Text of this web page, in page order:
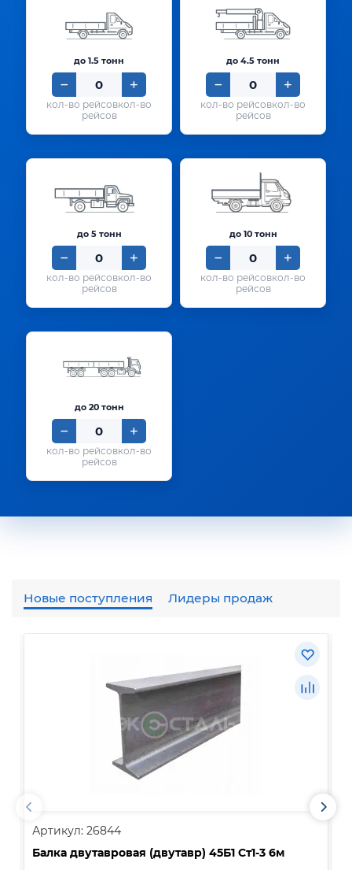
до 1.5 тонн
кол-во
рейсов
до 4.5 тонн
кол-во
рейсов
до 5 тонн
кол-во
рейсов
до 10 тонн
кол-во
рейсов
до 20 тонн
кол-во
рейсов
Новые поступления Лидеры продаж
Артикул: 26844
Балка двутавровая (двутавр) 45Б1 Ст1-3 6м